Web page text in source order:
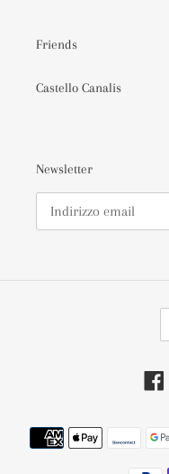
Friends
Castello Canalis
Newsletter
G
U